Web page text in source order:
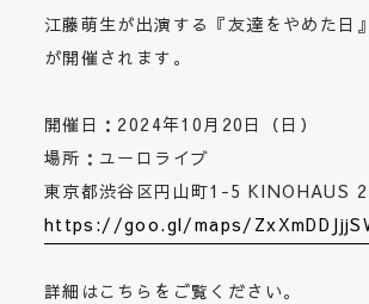
江藤萌生が出演する『友達をやめた日
が開催されます。
開催日：2024年10月20日（日）
場所：ユーロライブ
東京都渋谷区円山町1-5 KINOHAUS
https://goo.gl/maps/
詳細はこちらをご覧ください。